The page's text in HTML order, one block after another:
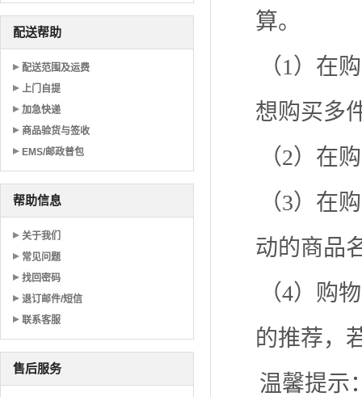
算。
（1）在
想购买多
（2）在
（3）在
动的商品
（4）购
的推荐，
温馨提示
配送帮助
配送范围及运费
上门自提
加急快递
商品验货与签收
EMS/邮政普包
帮助信息
关于我们
常见问题
找回密码
退订邮件/短信
联系客服
售后服务